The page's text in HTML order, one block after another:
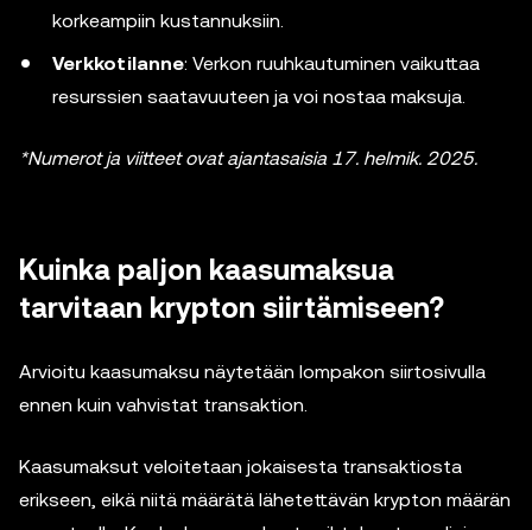
korkeampiin kustannuksiin.
Verkkotilanne: Verkon ruuhkautuminen vaikuttaa
resurssien saatavuuteen ja voi nostaa maksuja.
*Numerot ja viitteet ovat ajantasaisia 17. helmik. 2025.
Kuinka paljon kaasumaksua
tarvitaan krypton siirtämiseen?
Arvioitu kaasumaksu näytetään lompakon siirtosivulla
ennen kuin vahvistat transaktion.
Kaasumaksut veloitetaan jokaisesta transaktiosta
erikseen, eikä niitä määrätä lähetettävän krypton määrän